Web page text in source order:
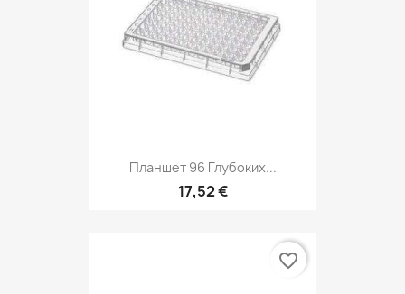
Планшет 96 Глубоких...
17,52 €
favorite_border